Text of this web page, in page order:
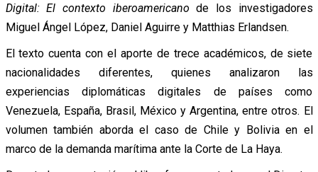
Digital: El contexto iberoamericanode los investigadores
Miguel Ángel López, Daniel Aguirre y Matthias Erlandsen.
El texto cuenta con el aporte de trece académicos, de siete
nacionalidades diferentes, quienes analizaron las
experiencias diplomáticas digitales de países como
Venezuela, España, Brasil, México y Argentina, entre otros. El
volumen también aborda el caso de Chile y Bolivia en el
marco de la demanda marítima ante la Corte de La Haya.